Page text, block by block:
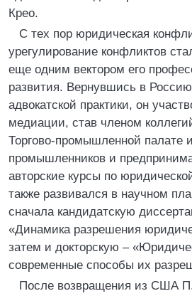
Крео.
С тех пор юридическая
урегулирование конфликтов
еще одним вектором его
развития. Вернувшись в
адвокатской практики, он
медиации, став членом
Торгово-промышленной палате
промышленников и
авторские курсы по
также развивался в научном
сначала кандидатскую
«Динамика разрешения
затем и докторскую –
современные способы их
После возвращения из США